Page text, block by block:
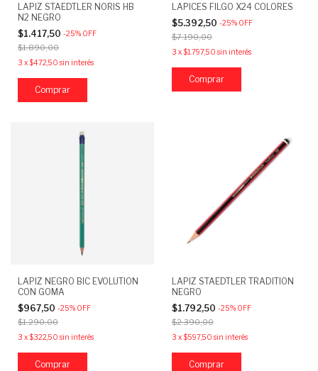
LAPIZ STAEDTLER NORIS HB
N2 NEGRO
$1.417,50 -25% OFF
$1.890,00
3 x$472,50 sin interés
LAPICES FILGO X24 COLORES
$5.392,50 -25% OFF
$7.190,00
3 x$1.797,50 sin interés
LAPIZ NEGRO BIC EVOLUTION
CON GOMA
$967,50 -25% OFF
$1.290,00
3 x$322,50 sin interés
LAPIZ STAEDTLER TRADITION
NEGRO
$1.792,50 -25% OFF
$2.390,00
3 x$597,50 sin interés
Comprar